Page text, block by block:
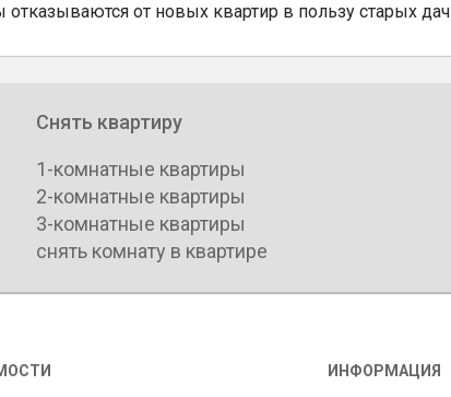
от новых квартир в пользу старых дач
Снять квартиру
1-комнатные квартиры
2-комнатные квартиры
3-комнатные квартиры
снять комнату в квартире
ИНФОРМАЦИЯ